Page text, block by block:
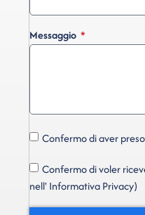
Messaggio
Confermo di aver
Confermo di voler
nell' Informativa Privacy)